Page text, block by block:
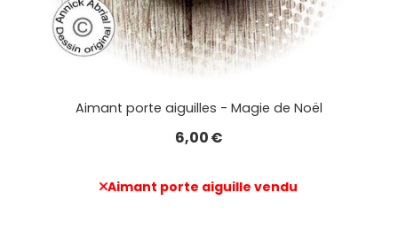
Aimant porte aiguilles - Magie de Noël
6,00€
Aimant porte aiguille vendu